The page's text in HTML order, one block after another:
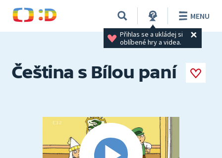
Přihlas se a ukládej si
oblíbené hry a videa.
MENU
Čeština s Bílou paní